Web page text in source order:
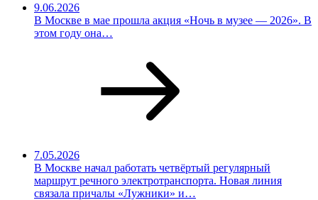
9.06.2026
В Москве в мае прошла акция «Ночь в музее — 2026». В
этом году она…
7.05.2026
В Москве начал работать четвёртый регулярный
маршрут речного электротранспорта. Новая линия
связала причалы «Лужники» и…